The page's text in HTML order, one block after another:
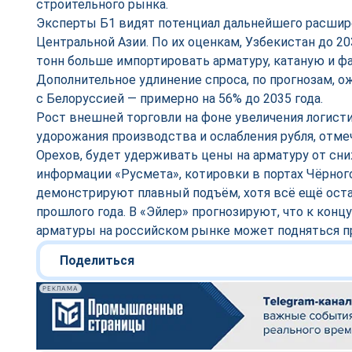
строительного рынка.
Эксперты Б1 видят потенциал дальнейшего
Центральной Азии. По их оценкам, Узбекистан до
тонн больше импортировать арматуру, катаную и
Дополнительное удлинение спроса, по прогнозам,
с Белоруссией — примерно на 56% до 2035 года.
Рост внешней торговли на фоне увеличения
удорожания производства и ослабления рубля,
Орехов, будет удерживать цены на арматуру от
информации «Русмета», котировки в портах
демонстрируют плавный подъём, хотя всё ещё
прошлого года. В «Эйлер» прогнозируют, что к
арматуры на российском рынке может подняться
Поделиться
РЕКЛАМА